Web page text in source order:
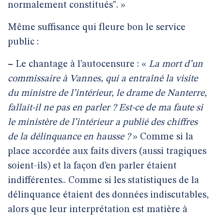
normalement constitués". »
Même suffisance qui fleure bon le service
public :
– Le chantage à l’autocensure : « La mort d’un
commissaire à Vannes, qui a entraîné la visite
du ministre de l’intérieur, le drame de Nanterre,
fallait-il ne pas en parler ? Est-ce de ma faute si
le ministère de l’intérieur a publié des chiffres
de la délinquance en hausse ?» Comme si la
place accordée aux faits divers (aussi tragiques
soient-ils) et la façon d’en parler étaient
indifférentes.. Comme si les statistiques de la
délinquance étaient des données indiscutables,
alors que leur interprétation est matière à